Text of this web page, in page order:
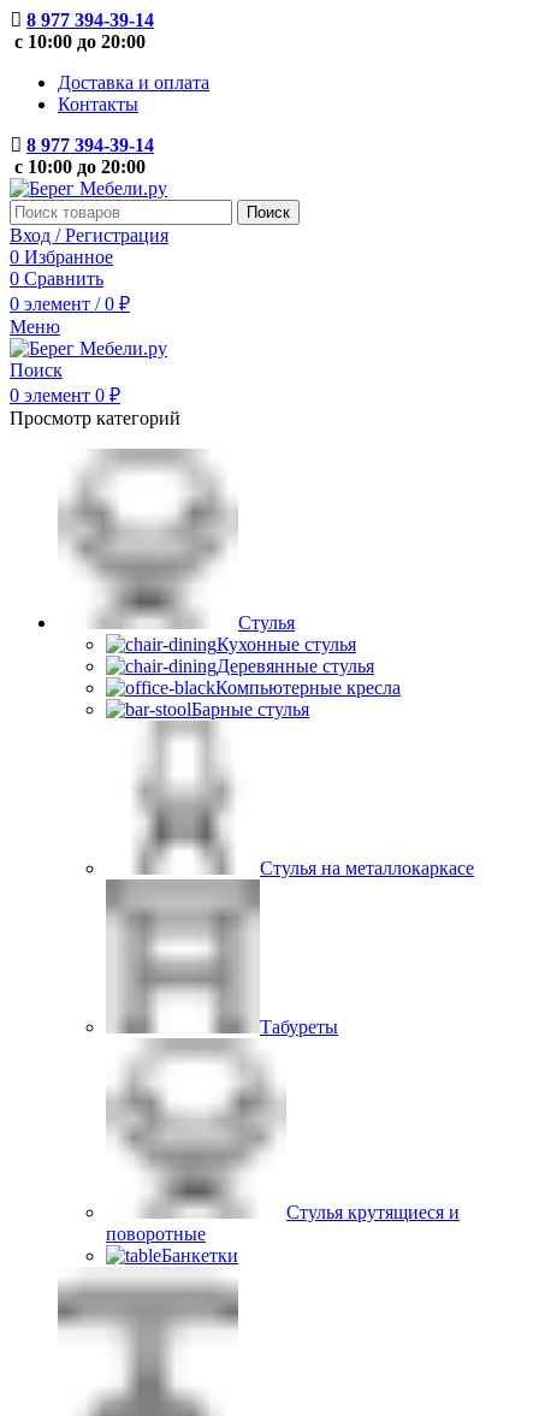
8 977 394-39-14
с 10:00 до 20:00
Доставка и оплата
Контакты
8 977 394-39-14
с 10:00 до 20:00
Поиск
Вход / Регистрация
0 Избранное
0 Сравнить
0 элемент / 0 ₽
Меню
Поиск
0 элемент 0 ₽
Просмотр категорий
Стулья
Кухонные стулья
Деревянные стулья
Компьютерные кресла
Барные стулья
Стулья на металлокаркасе
Табуреты
Стулья крутящиеся и
поворотные
Банкетки